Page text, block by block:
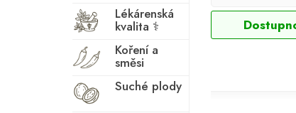
Lékárenská
kvalita ⚕
Koření a
směsi
Suché plody